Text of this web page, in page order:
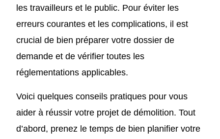
les travailleurs et le public. Pour éviter les
erreurs courantes et les complications, il est
crucial de bien préparer votre dossier de
demande et de vérifier toutes les
réglementations applicables.
Voici quelques conseils pratiques pour vous
aider à réussir votre projet de démolition. Tout
d’abord, prenez le temps de bien planifier votre